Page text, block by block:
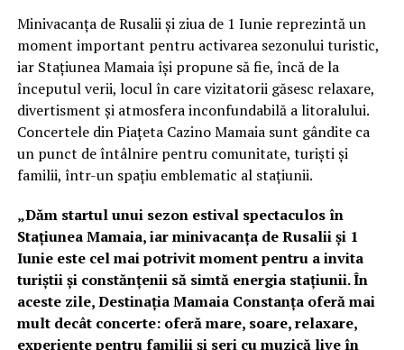
Minivacanța de Rusalii și ziua de 1 Iunie reprezintă un
moment important pentru activarea sezonului turistic,
iar Stațiunea Mamaia își propune să fie, încă de la
începutul verii, locul în care vizitatorii găsesc relaxare,
divertisment și atmosfera inconfundabilă a litoralului.
Concertele din Piațeta Cazino Mamaia sunt gândite ca
un punct de întâlnire pentru comunitate, turiști și
familii, într-un spațiu emblematic al stațiunii.
„Dăm startul unui sezon estival spectaculos în
Stațiunea Mamaia, iar minivacanța de Rusalii și 1
Iunie este cel mai potrivit moment pentru a invita
turiștii și constănțenii să simtă energia stațiunii. În
aceste zile, Destinația Mamaia Constanța oferă mai
mult decât concerte: oferă mare, soare, relaxare,
experiențe pentru familii și seri cu muzică live în